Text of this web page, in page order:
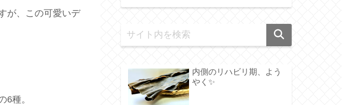
が、この可愛いデ
6種。
内側のリハビリ期、よう
やく✨️